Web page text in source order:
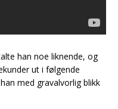
han noe liknende, og
ut i følgende
med gravalvorlig blikk